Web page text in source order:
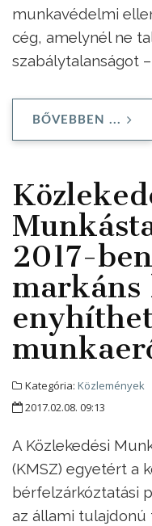
munkavédelmi
cég, amelynél ne
szabálytalanságot –
BŐVEBBEN ...
2017-
markáns
Kategória: Közlemények
2017.02.08. 09:13
A Közlekedési
(KMSZ) egyetért a
bérfelzárkóztatási
az állami tulajdonú